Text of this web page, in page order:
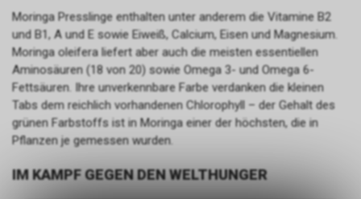
Moringa Presslinge enthalten unter anderem die Vitamine B2
und B1, A und E sowie Eiweiß, Calcium, Eisen und Magnesium.
Moringa oleifera liefert aber auch die meisten essentiellen
Aminosäuren (18 von 20) sowie Omega 3- und Omega 6-
Fettsäuren. Ihre unverkennbare Farbe verdanken die kleinen
Tabs dem reichlich vorhandenen Chlorophyll – der Gehalt des
grünen Farbstoffs ist in Moringa einer der höchsten, die in
Pflanzen je gemessen wurden.
IM KAMPF GEGEN DEN WELTHUNGER